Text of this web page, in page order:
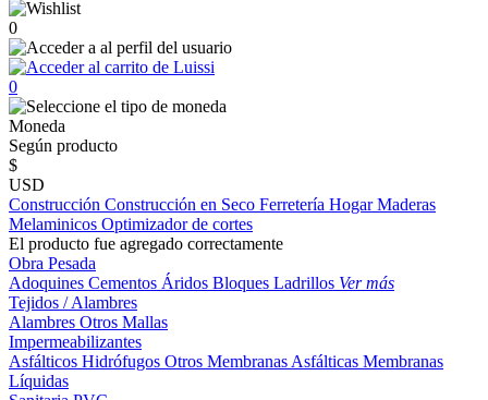
0
0
Moneda
Según producto
$
USD
Construcción Construcción en Seco Ferretería HogarMaderas
Melaminicos Optimizador de cortes
El producto fue agregado correctamente
Obra Pesada
Adoquines Cementos Áridos Bloques Ladrillos Ver más
Tejidos / Alambres
Alambres Otros Mallas
Impermeabilizantes
Asfálticos Hidrófugos Otros Membranas Asfálticas Membranas
Líquidas